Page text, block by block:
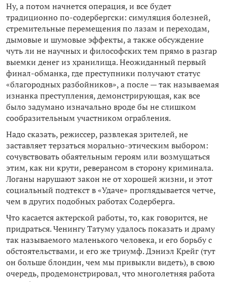
Ну, а потом начнется операция, и все будет
традиционно по-содербергски: симуляция болезней,
стремительные перемещения по лазам и переходам,
дымовые и шумовые эффекты, а также обсуждение
чуть ли не научных и философских тем прямо в разгар
выемки денег из хранилища. Неожиданный первый
финал-обманка, где преступники получают статус
«благородных разбойников», а после — так называемая
изнанка преступления, демонстрирующая, как все
было задумано изначально вроде бы не слишком
сообразительным участником ограбления.
Надо сказать, режиссер, развлекая зрителей, не
заставляет терзаться морально-этическим выбором:
сочувствовать обаятельным героям или возмущаться
этим, как ни крути, реверансом в сторону криминала.
Логаны нарушают закон не от хорошей жизни, и этот
социальный подтекст в «Удаче» проглядывается четче,
чем в других подобных работах Содерберга.
Что касается актерской работы, то, как говорится, не
придраться. Ченингу Татуму удалось показать и драму
так называемого маленького человека, и его борьбу с
обстоятельствами, и его же триумф. Дэниэл Крейг (тут
он больше блондин, чем мы привыкли видеть), в свою
очередь, продемонстрировал, что многолетняя работа